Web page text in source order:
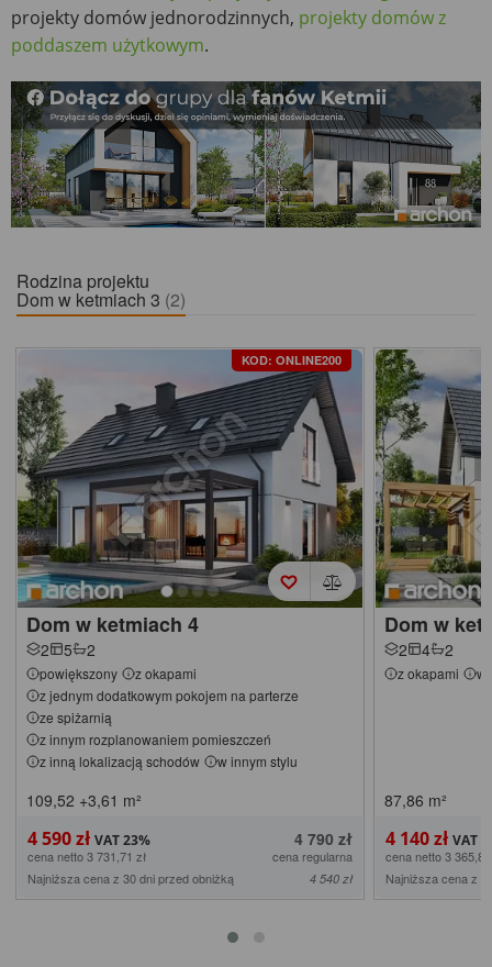
projekty domów jednorodzinnych, projekty domów z
poddaszem użytkowym.
Rodzina projektu
Dom w ketmiach 3 (2)
KOD: ONLINE200
Dom w ketmiach 4
2 5 2
powiększony
z okapami
z jednym dodatkowym pokojem na parterze
ze spiżarnią
z innym rozplanowaniem pomieszczeń
z inną lokalizacją schodów
w innym stylu
109,52 +3,61 m²
4 590 zł 4 790 zł
cena netto 3 731,71 zł
cena regularna
Najniższa cena z 30 dni przed obniżką
4 540 zł
Dom w
2 4 2
z okapami w
87,86 m²
4 140 zł
cena netto 3 365,85
Najniższa cena z